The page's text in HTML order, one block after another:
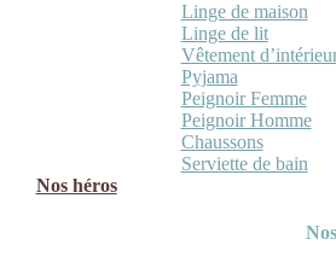
Linge de maison
Linge de lit
Vêtement
Pyjama
Peignoir Femme
Peignoir Homme
Chaussons
Serviette de bain
Nos héros